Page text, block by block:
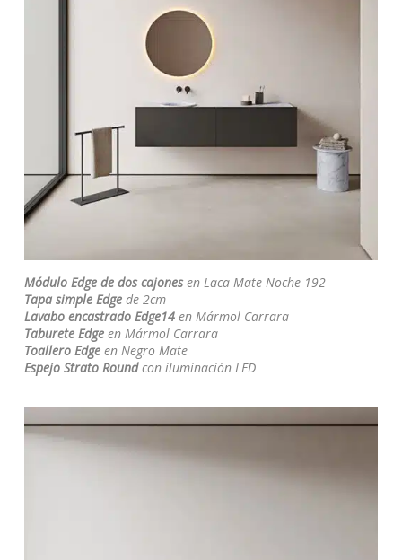
Módulo Edge de dos cajonesen Laca Mate Noche 192
Tapa simple Edgede 2cm
Lavabo encastrado Edge14en Mármol Carrara
Taburete Edgeen Mármol Carrara
Toallero Edgeen Negro Mate
Espejo Strato Roundcon iluminación LED